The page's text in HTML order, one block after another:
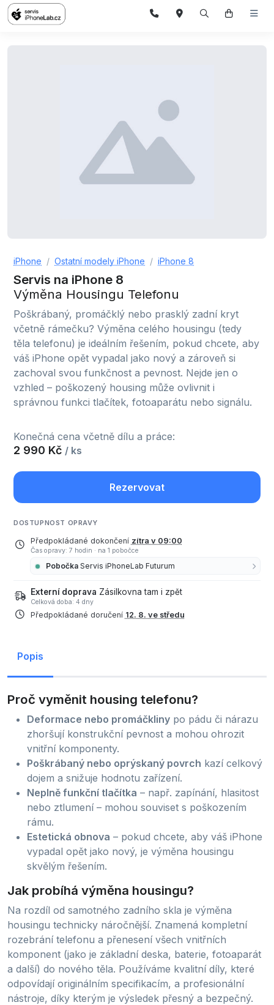
iPhone Ostatní modely iPhone iPhone 8
Servis na iPhone 8
Výměna Housingu Telefonu
Poškrábaný, promáčklý nebo prasklý zadní kryt
včetně rámečku? Výměna celého housingu (tedy
těla telefonu) je ideálním řešením, pokud chcete, aby
váš iPhone opět vypadal jako nový a zároveň si
zachoval svou funkčnost a pevnost. Nejde jen o
vzhled – poškozený housing může ovlivnit i
správnou funkci tlačítek, fotoaparátu nebo signálu.
Konečná cena včetně dílu a práce:
2 990 Kč / ks
Rezervovat
DOSTUPNOST OPRAVY
Předpokládané dokončení zítra v 09:00
Čas opravy: 7 hodin · na 1 pobočce
Pobočka Servis iPhoneLab Futurum
Externí doprava Zásilkovna tam i zpět
Celková doba: 4 dny
Předpokládané doručení 12. 8. ve středu
Popis
Proč vyměnit housing telefonu?
Deformace nebo promáčkliny po pádu či nárazu
zhoršují konstrukční pevnost a mohou ohrozit
vnitřní komponenty.
Poškrábaný nebo oprýskaný povrch kazí celkový
dojem a snižuje hodnotu zařízení.
Neplně funkční tlačítka – např. zapínání, hlasitost
nebo ztlumení – mohou souviset s poškozením
rámu.
Estetická obnova – pokud chcete, aby váš iPhone
vypadal opět jako nový, je výměna housingu
skvělým řešením.
Jak probíhá výměna housingu?
Na rozdíl od samotného zadního skla je výměna
housingu technicky náročnější. Znamená kompletní
rozebrání telefonu a přenesení všech vnitřních
komponent (jako je základní deska, baterie, fotoaparát
a další) do nového těla. Používáme kvalitní díly, které
odpovídají originálním specifikacím, a profesionální
nástroje, díky kterým je výsledek přesný a bezpečný.